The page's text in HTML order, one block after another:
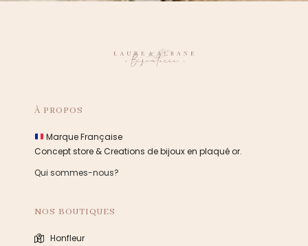
À PROPOS
Marque Française
Concept store & Creations de bijoux en plaqué or.
Qui sommes-nous?
NOS BOUTIQUES
Honfleur